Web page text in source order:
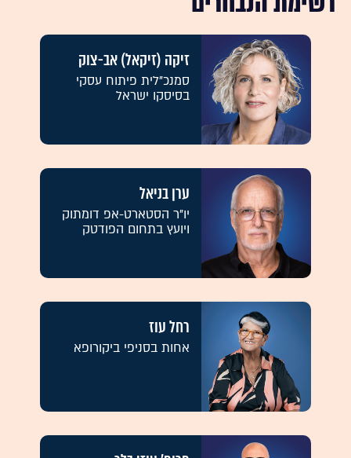
זיקה (זיקאל) אב-צוק
סמנכ"לית פיתוח עסקי
בסיסקו ישראל
ערן בניאל
יו"ר הסטארט-אפ דומתוק
ויועץ בתחום הפודטק
רחל עוז
אחות בסניפי ביקורופא